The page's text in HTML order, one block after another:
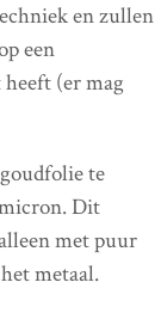
en zullen
een
(er mag
te
Dit
met puur
metaal.